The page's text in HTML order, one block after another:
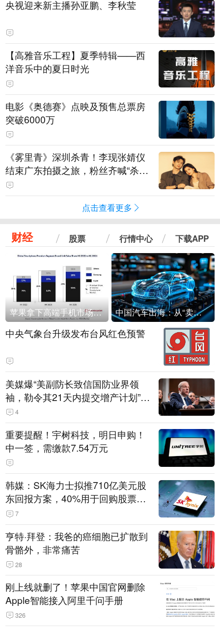
央视迎来新主播孙亚鹏、李秋莹
【高雅音乐工程】夏季特辑——西
洋音乐中的夏日时光
电影《奥德赛》点映及预售总票房
突破6000万
《雾里青》深圳杀青！李现张婧仪
结束广东拍摄之旅，粉丝齐喊“杀青
快乐”
点击查看更多
财经 股票 行情中心 下载APP
苹果拿下高端手机市场65%的份额：iPhone 17系列功不可没 中国汽车出海：从“卖出去”到“走进去”
中央气象台升级发布台风红色预警
美媒爆“美副防长致信国防业界领
袖，勒令其21天内提交增产计划”，
五角大楼回应
4
重要提醒！宇树科技，明日申购！
中一签，需缴款7.54万元
韩媒：SK海力士拟推710亿美元股
东回报方案，40%用于回购股票，
相当于美股发行规模
7
亨特·拜登：我爸的癌细胞已扩散到
骨骼外，非常痛苦
28
刚上线就删了！苹果中国官网删除
Apple智能接入阿里千问手册
326